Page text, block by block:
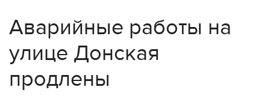
Аварийные работы на
улице Донская
продлены